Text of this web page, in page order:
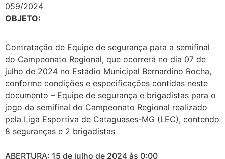
059/2024
OBJETO:
Contratação de Equipe de segurança para a semifinal
do Campeonato Regional, que ocorrerá no dia 07 de
julho de 2024 no Estádio Municipal Bernardino Rocha,
conforme condições e especificações contidas neste
documento – Equipe de segurança e brigadistas para o
jogo da semifinal do Campeonato Regional realizado
pela Liga Esportiva de Cataguases-MG (LEC), contendo
8 seguranças e 2 brigadistas
ABERTURA: 15 de julho de 2024 às 0:00